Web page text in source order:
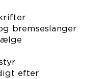
bremseslanger
efter